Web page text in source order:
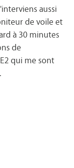
aussi
de voile et
à 30 minutes
de
qui me sont